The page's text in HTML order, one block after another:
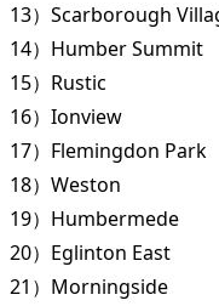
13）Scarborough
14）Humber Summit
15）Rustic
16）Ionview
17）Flemingdon Park
18）Weston
19）Humbermede
20）Eglinton East
21）Morningside